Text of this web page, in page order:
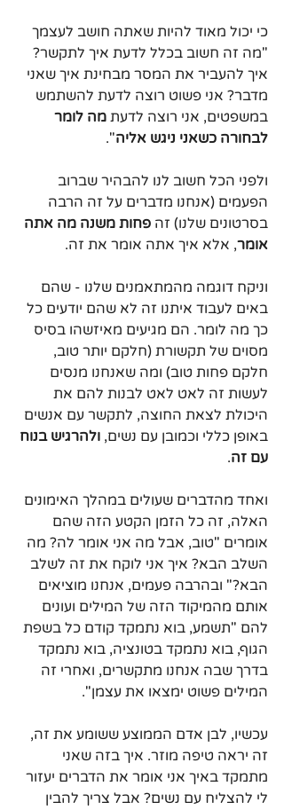
כי יכול מאוד להיות שאתה חושב לעצמך
"מה זה חשוב בכלל לדעת איך לתקשר?
איך להעביר את המסר מבחינת איך שאני
מדבר? אני פשוט רוצה לדעת להשתמש
במשפטים, אני רוצה לדעת מה לומר
לבחורה כשאני ניגש אליה".
ולפני הכל חשוב לנו להבהיר שברוב
הפעמים (אנחנו מדברים על זה הרבה
בסרטונים שלנו) זה פחות משנה מה אתה
אומר, אלא איך אתה אומר את זה.
וניקח דוגמה מהמתאמנים שלנו - שהם
באים לעבוד איתנו זה לא שהם יודעים כל
כך מה לומר. הם מגיעים מאיזשהו בסיס
מסוים של תקשורת (חלקם יותר טוב,
חלקם פחות טוב) ומה שאנחנו מנסים
לעשות זה לאט לאט לבנות להם את
היכולת לצאת החוצה, לתקשר עם אנשים
באופן כללי וכמובן עם נשים, ולהרגיש בנוח
עם זה.
ואחד מהדברים שעולים במהלך האימונים
האלה, זה כל הזמן הקטע הזה שהם
אומרים "טוב, אבל מה אני אומר לה? מה
השלב הבא? איך אני לוקח את זה לשלב
הבא?" ובהרבה פעמים, אנחנו מוציאים
אותם מהמיקוד הזה של המילים ועונים
להם "תשמע, בוא נתמקד קודם כל בשפת
הגוף, בוא נתמקד בטונציה, בוא נתמקד
בדרך שבה אנחנו מתקשרים, ואחרי זה
המילים פשוט ימצאו את עצמן".
עכשיו, לבן אדם הממוצע ששומע את זה,
זה יראה טיפה מוזר. איך בזה שאני
מתמקד באיך אני אומר את הדברים יעזור
לי להצליח עם נשים? אבל צריך להבין